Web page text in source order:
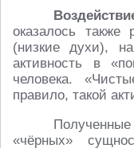
оказалось также
(низкие духи),
активность в
человека.
правило, такой
«чёрных»